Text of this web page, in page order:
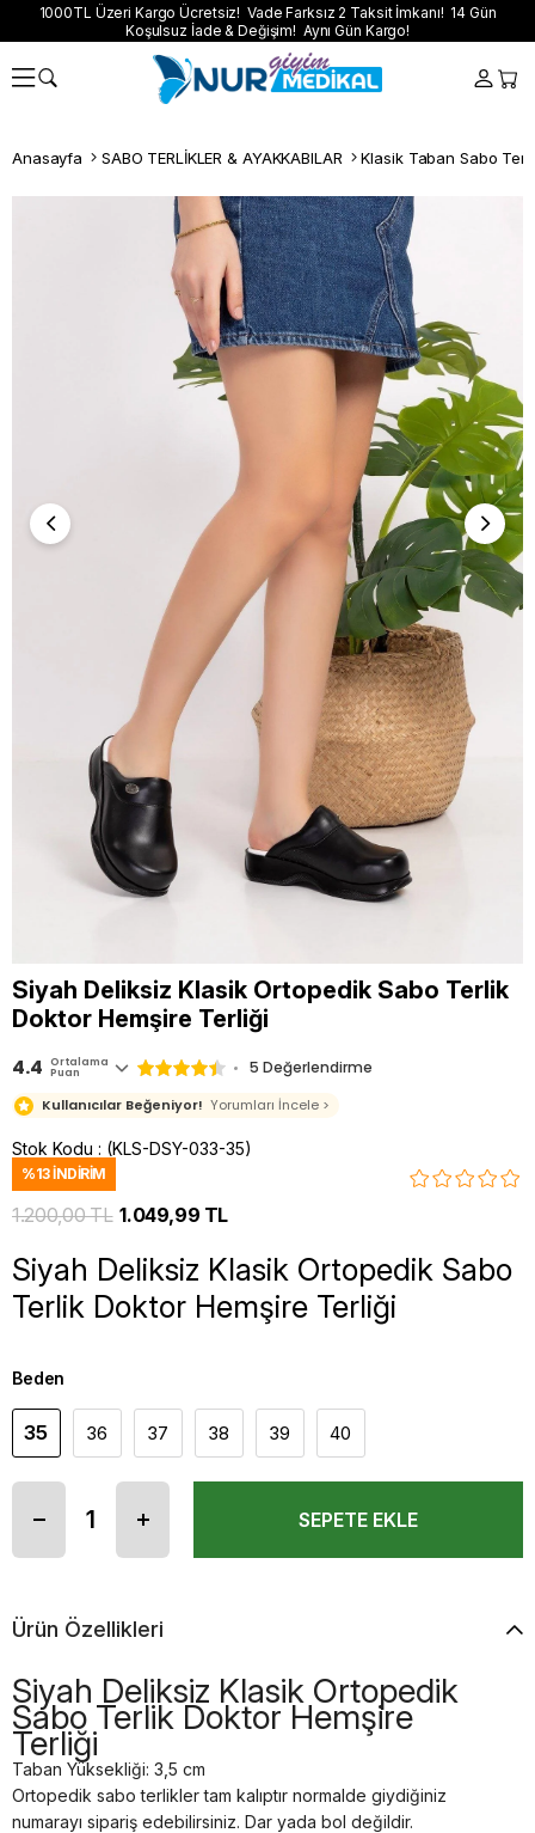
1000TL Üzeri Kargo Ücretsiz! Vade Farksız 2 Taksit İmkanı! 14 Gün
Koşulsuz İade & Değişim! Aynı Gün Kargo!
Anasayfa SABO TERLİKLER & AYAKKABILAR Klasik Taban Sabo
Siyah Deliksiz Klasik Ortopedik Sabo Terlik
Doktor Hemşire Terliği
4.4 Ortalama
Puan 5 Değerlendirme
Kullanıcılar Beğeniyor! Yorumları İncele >
Stok Kodu (KLS-DSY-033-35)
%13İNDIRIM
1.200,00 TL 1.049,99 TL
Siyah Deliksiz Klasik Ortopedik Sabo
Terlik Doktor Hemşire Terliği
Beden
35 36 37 38 39 40
Ürün Özellikleri
Siyah Deliksiz Klasik Ortopedik
Sabo Terlik Doktor Hemşire
Terliği
Taban Yüksekliği: 3,5 cm
Ortopedik sabo terlikler tam kalıptır normalde giydiğiniz
numarayı sipariş edebilirsiniz. Dar yada bol değildir.